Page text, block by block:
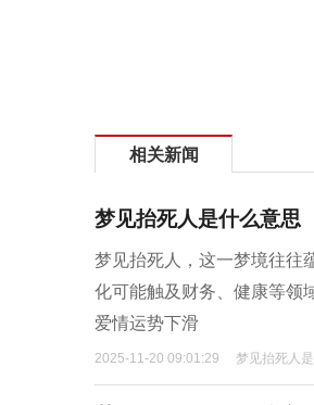
相关新闻
梦见抬死人是什么意思
梦见抬死人，这一梦境往往
化可能触及财务、健康等领
爱情运势下滑
2025-11-20 09:01:29 梦见抬死人